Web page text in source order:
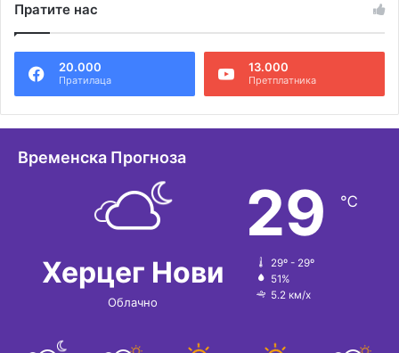
Пратите нас
20.000
Пратилаца
13.000
Претплатника
Временска Прогноза
Херцег Нови
Облачно
29 ℃
29º - 29º
51%
5.2 км/х